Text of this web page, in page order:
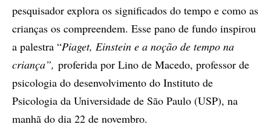
pesquisador explora os significados do tempo e como as
crianças os compreendem. Esse pano de fundo inspirou
a palestra “Piaget, Einstein e a noção de tempo na
criança”, proferida por Lino de Macedo, professor de
psicologia do desenvolvimento do Instituto de
Psicologia da Universidade de São Paulo (USP), na
manhã do dia 22 de novembro.